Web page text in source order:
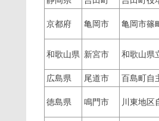
京都府 亀岡市 亀岡市篠
和歌山県 新宮市 和歌山県
広島県 尾道市 百島町自
徳島県 鳴門市 川東地区